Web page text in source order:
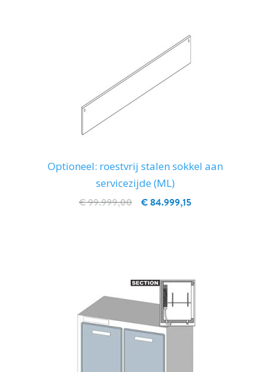
Optioneel: roestvrij stalen sokkel aan
servicezijde (ML)
€ 84.999,15
€ 99.999,00